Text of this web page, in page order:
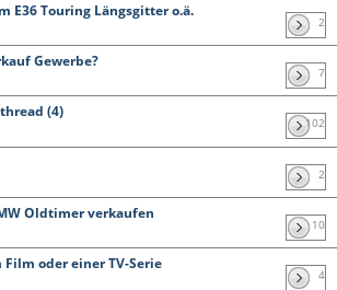
E36 Touring Längsgitter o.ä.
2
Gewerbe?
7
(4)
102
2
Oldtimer verkaufen
10
Film oder einer TV-Serie
4